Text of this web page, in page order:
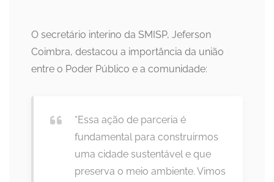
O secretário interino da SMISP, Jeferson
Coimbra, destacou a importância da união
entre o Poder Público e a comunidade:
“Essa ação de parceria é
fundamental para construirmos
uma cidade sustentável e que
preserva o meio ambiente. Vimos